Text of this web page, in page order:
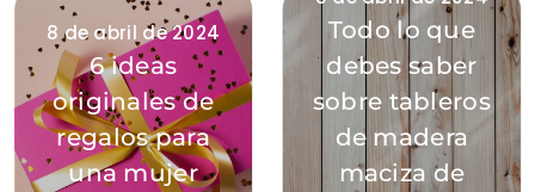
8 de abril de 2024
6 ideas
originales de
regalos para
una mujer
Todo lo que
debes saber
sobre tableros
de madera
maciza de